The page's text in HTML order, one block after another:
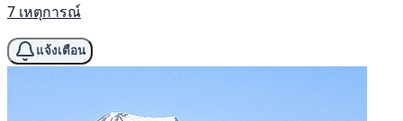
7 เหตุการณ์
แจ้งเตือน